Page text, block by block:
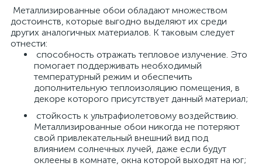
Металлизированные обои обладают множеством
достоинств, которые выгодно выделяют их среди
других аналогичных материалов. К таковым следует
отнести:
способность отражать тепловое излучение. Это
помогает поддерживать необходимый
температурный режим и обеспечить
дополнительную теплоизоляцию помещения, в
декоре которого присутствует данный материал;
стойкость к ультрафиолетовому воздействию.
Металлизированные обои никогда не потеряют
свой привлекательный внешний вид под
влиянием солнечных лучей, даже если будут
оклеены в комнате, окна которой выходят на юг;